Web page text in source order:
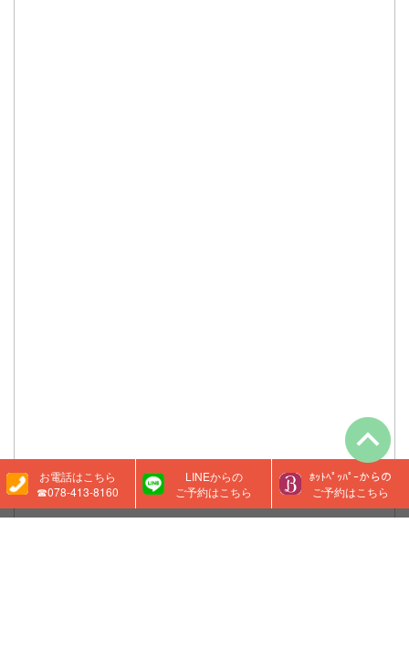
お電話はこちら
☎078-413-8160
LINEからの
ご予約はこちら
ﾎｯﾄﾍﾟｯﾊﾟｰからの
ご予約はこちら